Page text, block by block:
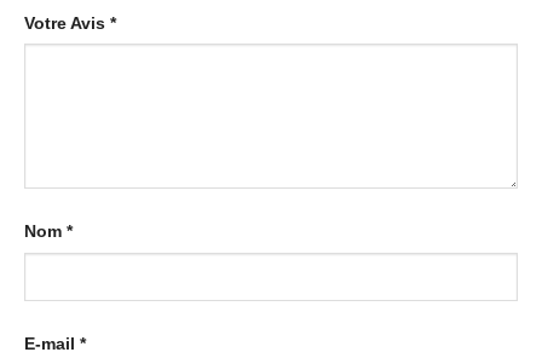
Votre Avis *
Nom *
E-mail *